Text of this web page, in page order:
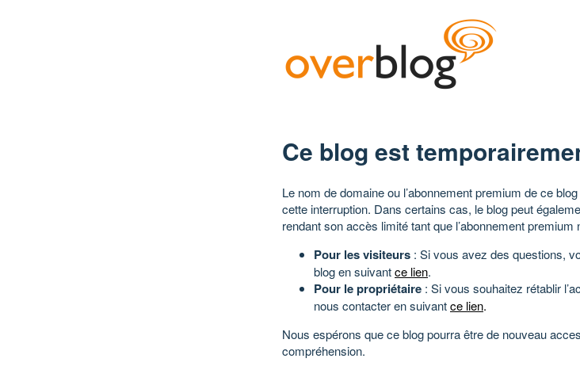
Ce blog est
Le nom de domaine ou l’abonnement premium de ce
cette interruption. Dans certains cas, le blog peut
rendant son accès limité tant que l’abonnement premium
Pour les visiteurs : Si vous avez des questions,
blog en suivantce lien.
Pour le propriétaire : Si vous souhaitez rétablir
nous contacter en suivantce lien.
Nous espérons que ce blog pourra être de nouveau
compréhension.